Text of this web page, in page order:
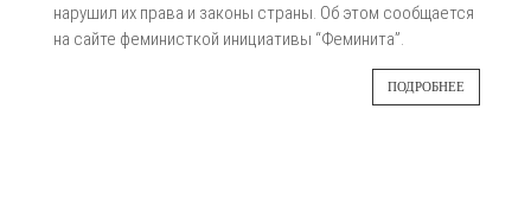
нарушил их права и законы страны. Об этом сообщается
на сайте феминисткой инициативы “Феминита”.
ПОДРОБНЕЕ